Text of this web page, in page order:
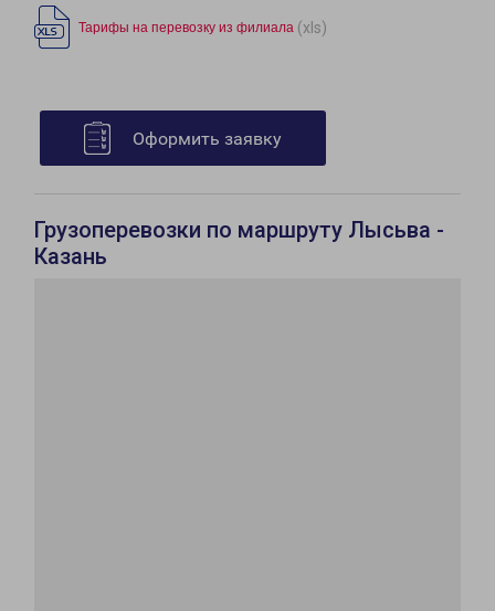
Тарифы на перевозку из филиала (xls)
Оформить заявку
Грузоперевозки по маршруту Лысьва -
Казань